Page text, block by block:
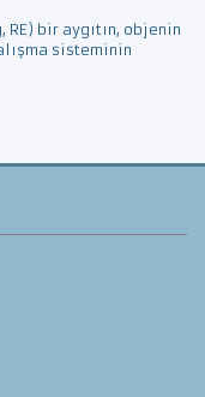
bir aygıtın, objenin
sisteminin